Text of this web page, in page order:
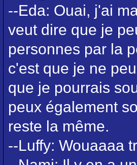
--Eda: Ouai, j'ai
veut dire que je
personnes par la
c'est que je ne
que je pourrais
peux également
reste la même.
--Luffy: Wouaaaa